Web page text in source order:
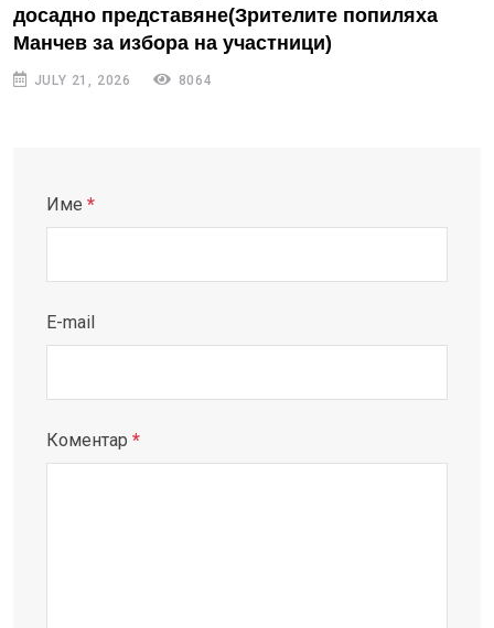
досадно представяне(Зрителите попиляха
Манчев за избора на участници)
JULY 21, 2026 8064
Име *
E-mail
Коментар *